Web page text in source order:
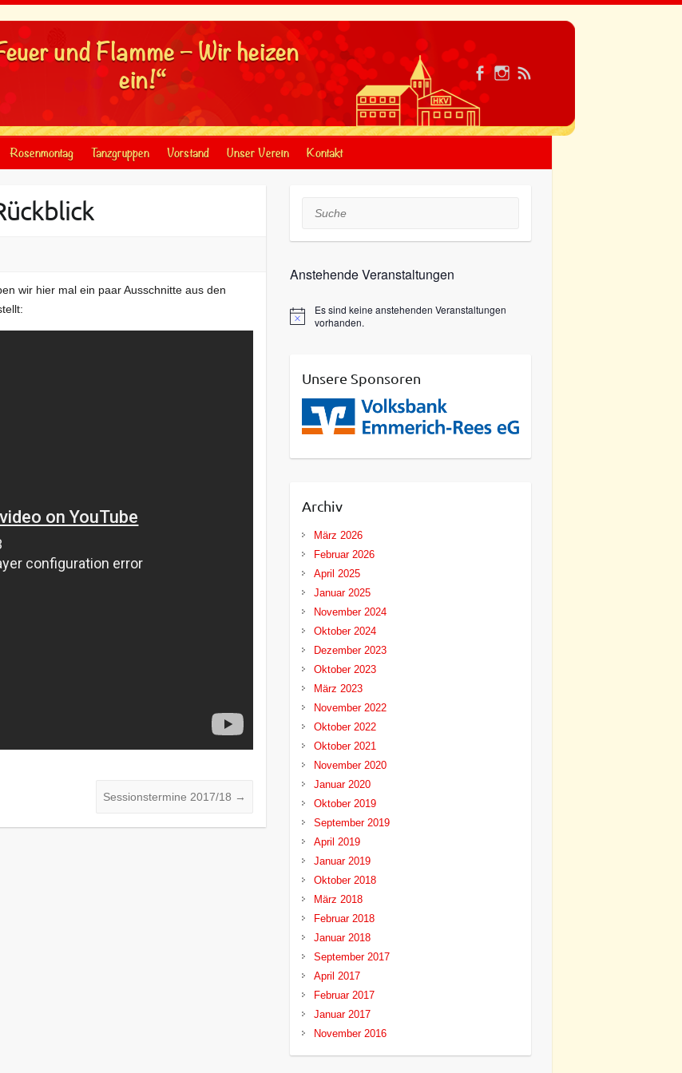
und Flamme – Wir heizen
ein!“
Rosenmontag Tanzgruppen Vorstand Unser Verein Kontakt
wir hier mal ein paar Ausschnitte aus den
Sessionstermine 2017/18 →
Suche
Anstehende Veranstaltungen
Es sind keine anstehenden Veranstaltungen
vorhanden.
Unsere Sponsoren
Archiv
März 2026
Februar 2026
April 2025
Januar 2025
November 2024
Oktober 2024
Dezember 2023
Oktober 2023
März 2023
November 2022
Oktober 2022
Oktober 2021
November 2020
Januar 2020
Oktober 2019
September 2019
April 2019
Januar 2019
Oktober 2018
März 2018
Februar 2018
Januar 2018
September 2017
April 2017
Februar 2017
Januar 2017
November 2016